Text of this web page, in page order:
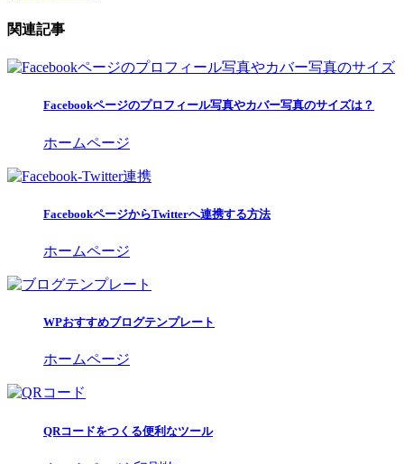
関連記事
Facebookページのプロフィール写真やカバー写真のサイズは？
ホームページ
FacebookページからTwitterへ連携する方法
ホームページ
WPおすすめブログテンプレート
ホームページ
QRコードをつくる便利なツール